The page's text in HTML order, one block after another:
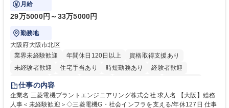
月給
29万5000円～33万5000円
勤務地
大阪府大阪市北区
業界未経験歓迎
年間休日120日以上
資格取得支援あり
未経験者歓迎
住宅手当あり 時短勤務あり
経験者歓迎
退職金あり
駅近5分以内
土日祝休み 服装自由 寮・社宅あり 食事補助あり
仕事の内容
企業名 三菱電機プラントエンジニアリング株式会社 求人名 【大阪】総務
人事＜未経験歓迎＞◇三菱電機G・社会インフラを支える/年休127日 仕事